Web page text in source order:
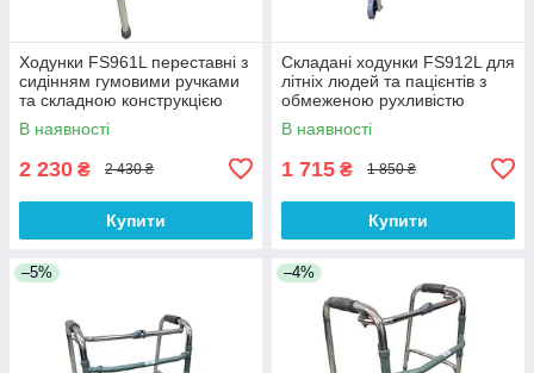
Ходунки FS961L переставні з
сидінням гумовими ручками
та складною конструкцією
В наявності
2 230 ₴ 2 430 ₴
Купити
Складані ходунки FS912L для
літніх людей та пацієнтів з
обмеженою рухливістю
В наявності
1 715 ₴ 1 850 ₴
Купити
–5% –4%